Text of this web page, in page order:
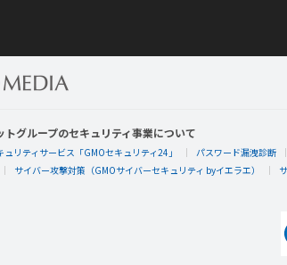
エレメ
ゆうじ
げま
トグループのセキュリティ事業について
リティサービス「GMOセキュリティ24」 パスワード漏洩診断
サイバー攻撃対策（GMOサイバーセキュリティ byイエラエ）